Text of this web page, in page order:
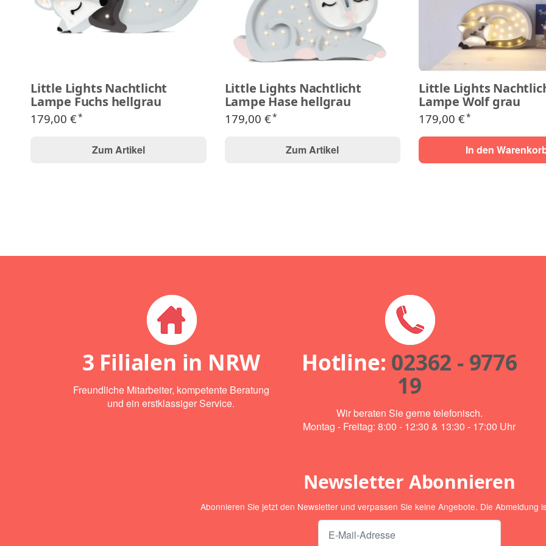
Little Lights Nachtlicht
Lampe Fuchs hellgrau
179,00 €*
Zum Artikel
Little Lights Nachtlicht
Lampe Hase hellgrau
179,00 €*
Zum Artikel
Little Lights
Lampe Wolf grau
179,00 €*
In den
3 Filialen in NRW
Freundliche Mitarbeiter, kompetente Beratung
und ein erstklassiger Service.
Hotline: 02362 - 9776
19
Wir beraten Sie gerne telefonisch.
Montag - Freitag: 8:00 - 12:30 & 13:30 - 17:00 Uhr
Newsletter Abonnieren
Abonnieren Sie jetzt den Newsletter und verpassen Sie keine Angebote. Die Abmeldung